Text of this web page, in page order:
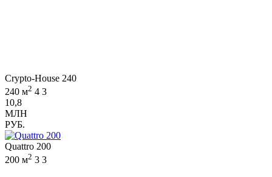
Crypto-House 240
240 м2 4 3
10,8
МЛН
РУБ.
Quattro 200
200 м2 3 3